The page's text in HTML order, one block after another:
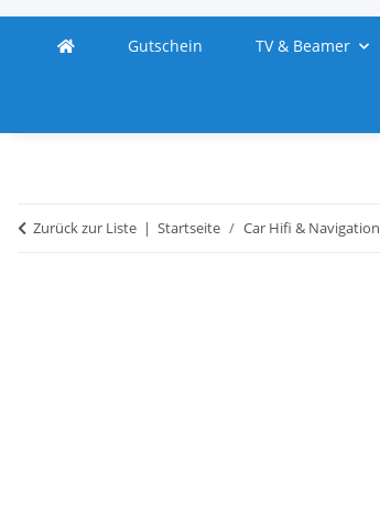
Gutschein TV & Beamer
Zurück zur Liste Startseite Car Hifi & Navigation